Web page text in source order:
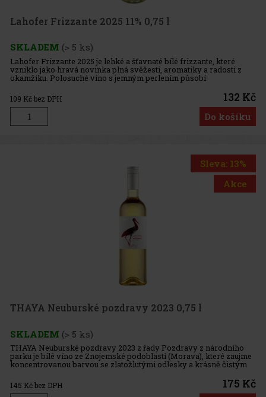
Lahofer Frizzante 2025 11% 0,75 l
SKLADEM (> 5 ks)
Lahofer Frizzante 2025 je lehké a šťavnaté bílé frizzante, které
vzniklo jako hravá novinka plná svěžesti, aromatiky a radosti z
okamžiku. Polosuché víno s jemným perlením působí
nekomplikovaně, moderně a velmi příjemně, takže se skvěle hodí
pro osla
109 Kč bez DPH 132 Kč
Do košíku
Sleva: 13%
Akce
THAYA Neuburské pozdravy 2023 0,75 l
SKLADEM (> 5 ks)
THAYA Neuburské pozdravy 2023 z řady Pozdravy z národního
parku je bílé víno ze Znojemské podoblasti (Morava), které zaujme
koncentrovanou barvou se zlatožlutými odlesky a krásně čistým
odrůdovým projevem. Ve vůni i chuti se objevují tóny citrusů, žl
145 Kč bez DPH 175 Kč